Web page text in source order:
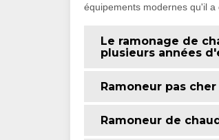
équipements modernes qu'il a
Le ramonage de
plusieurs années
Ramoneur pas cher
Ramoneur de